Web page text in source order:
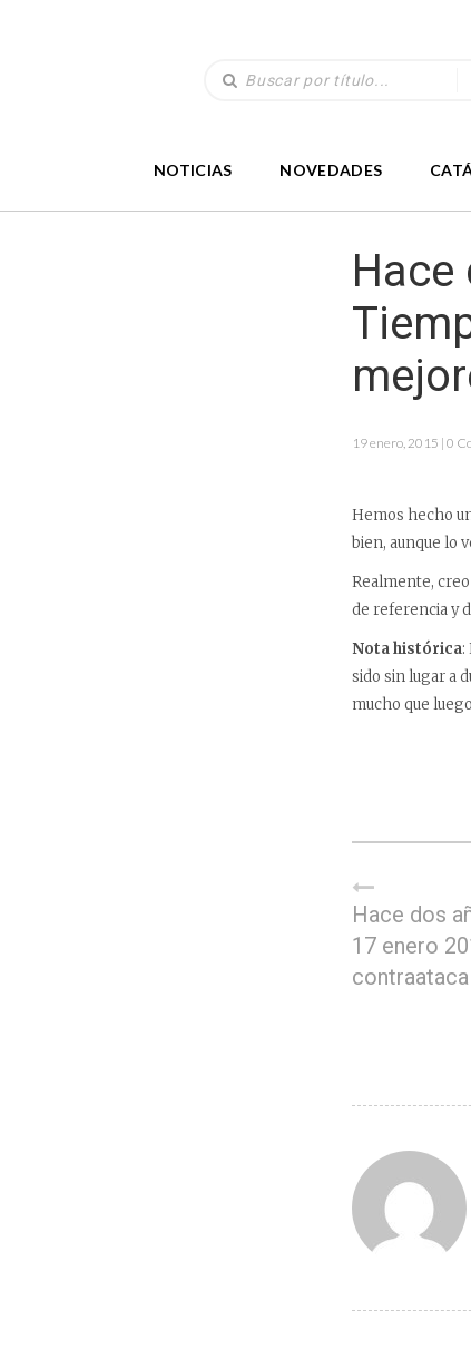
NOTICIAS NOVEDADES
Hace
19 enero, 2015 | 0
Hemos hecho
bien, aunque lo
Realmente,
de referencia y
Nota histórica:
sido sin lugar a
mucho que
Hace dos
17 enero
contraataca